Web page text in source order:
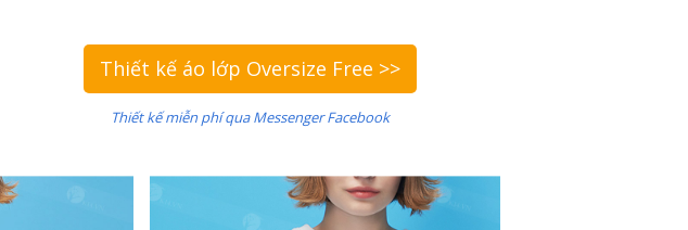
Thiết kế áo lớp Oversize Free >>
Thiết kế miễn phí qua Messenger Facebook